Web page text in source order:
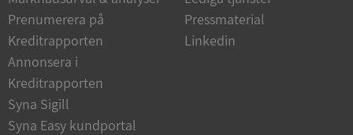
Prenumerera på
Kreditrapporten
Annonsera i
Kreditrapporten
Syna Sigill
Syna Easy kundportal
Pressmaterial
Linkedin
Strikt nödvändiga kakor tillåter
kärnwebbplatsfunktioner som användarinloggning
och kontohantering. Webbplatsen kan inte
användas ordentligt utan strikt nödvändiga cookies.
Namn
__RequestVerificationToken